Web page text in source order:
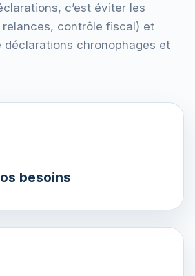
c’est éviter les
relances, contrôle fiscal) et
déclarations chronophages et
besoins